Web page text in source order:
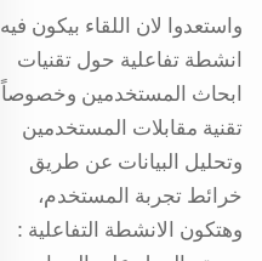
واستعدوا لان اللقاء بيكون فيه
انشطة تفاعلية حول تقنيات
ابحاث المستخدمين وخصوصاً
تقنية مقابلات المستخدمين
وتحليل البيانات عن طريق
خرائط تجربة المستخدم،
وهتكون الانشطة التفاعلية :